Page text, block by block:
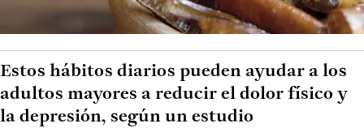
Estos hábitos diarios pueden ayudar a los
adultos mayores a reducir el dolor físico y
la depresión, según un estudio